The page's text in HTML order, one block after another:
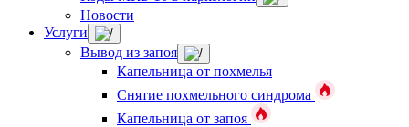
Новости
Услуги
Вывод из запоя
Капельница от похмелья
Снятие похмельного синдрома
Капельница от запоя